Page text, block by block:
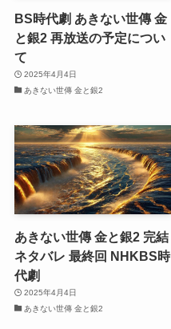
BS時代劇 あきない世傳 金
と銀2 再放送の予定につい
て
2025年4月4日
あきない世傳 金と銀2
あきない世傳 金と銀2 完結
ネタバレ 最終回 NHKBS時
代劇
2025年4月4日
あきない世傳 金と銀2